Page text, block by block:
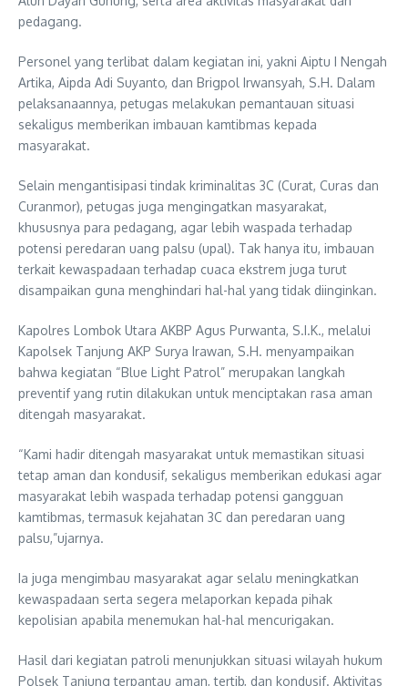
pedagang.
Personel yang terlibat dalam kegiatan ini, yakni Aiptu I Nengah
Artika, Aipda Adi Suyanto, dan Brigpol Irwansyah, S.H. Dalam
pelaksanaannya, petugas melakukan pemantauan situasi
sekaligus memberikan imbauan kamtibmas kepada
masyarakat.
Selain mengantisipasi tindak kriminalitas 3C (Curat, Curas dan
Curanmor), petugas juga mengingatkan masyarakat,
khususnya para pedagang, agar lebih waspada terhadap
potensi peredaran uang palsu (upal). Tak hanya itu, imbauan
terkait kewaspadaan terhadap cuaca ekstrem juga turut
disampaikan guna menghindari hal-hal yang tidak diinginkan.
Kapolres Lombok Utara AKBP Agus Purwanta, S.I.K., melalui
Kapolsek Tanjung AKP Surya Irawan, S.H. menyampaikan
bahwa kegiatan “Blue Light Patrol” merupakan langkah
preventif yang rutin dilakukan untuk menciptakan rasa aman
ditengah masyarakat.
“Kami hadir ditengah masyarakat untuk memastikan situasi
tetap aman dan kondusif, sekaligus memberikan edukasi agar
masyarakat lebih waspada terhadap potensi gangguan
kamtibmas, termasuk kejahatan 3C dan peredaran uang
palsu,”ujarnya.
Ia juga mengimbau masyarakat agar selalu meningkatkan
kewaspadaan serta segera melaporkan kepada pihak
kepolisian apabila menemukan hal-hal mencurigakan.
Hasil dari kegiatan patroli menunjukkan situasi wilayah hukum
Polsek Tanjung terpantau aman, tertib, dan kondusif. Aktivitas